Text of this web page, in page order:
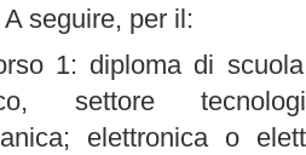
seguire, per il:
1: diploma di
settore
elettronica o